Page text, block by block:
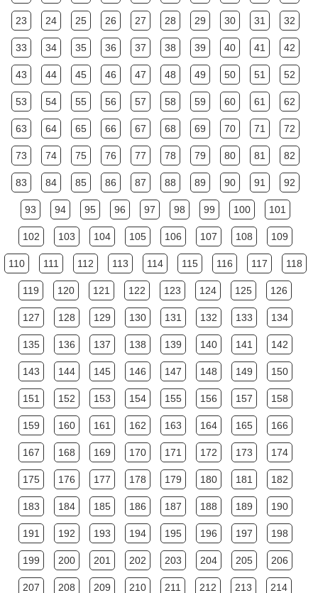
23 24 25 26 27 28 29 30 31 32
33 34 35 36 37 38 39 40 41 42
43 44 45 46 47 48 49 50 51 52
53 54 55 56 57 58 59 60 61 62
63 64 65 66 67 68 69 70 71 72
73 74 75 76 77 78 79 80 81 82
83 84 85 86 87 88 89 90 91 92
93 94 95 96 97 98 99 100 101
102 103 104 105 106 107 108 109
110 111 112 113 114 115 116 117 118
119 120 121 122 123 124 125 126
127 128 129 130 131 132 133 134
135 136 137 138 139 140 141 142
143 144 145 146 147 148 149 150
151 152 153 154 155 156 157 158
159 160 161 162 163 164 165 166
167 168 169 170 171 172 173 174
175 176 177 178 179 180 181 182
183 184 185 186 187 188 189 190
191 192 193 194 195 196 197 198
199 200 201 202 203 204 205 206
207 208 209 210 211 212 213 214